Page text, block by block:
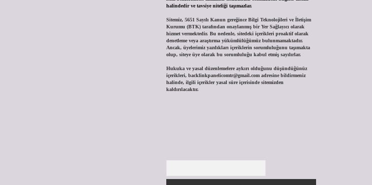
halindedir ve tavsiye niteliği taşımazlar.
Sitemiz, 5651 Sayılı Kanun gereğince Bilgi Teknolojileri ve İletişim
Kurumu (BTK) tarafından onaylanmış bir Yer Sağlayıcı olarak
hizmet vermektedir. Bu nedenle, sitedeki içerikleri proaktif olarak
denetleme veya araştırma yükümlülüğümüz bulunmamaktadır.
Ancak, üyelerimiz yazdıkları içeriklerin sorumluluğunu taşımakta
olup, siteye üye olarak bu sorumluluğu kabul etmiş sayılırlar.
Hukuka ve yasal düzenlemelere aykırı olduğunu düşündüğünüz
içerikleri, backlinkpanelicomtr@gmail.comadresine bildirmeniz
halinde, ilgili içerikler yasal süre içerisinde sitemizden
kaldırılacaktır.